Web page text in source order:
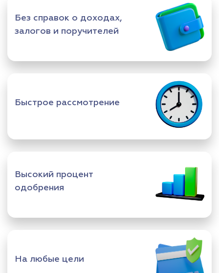
Без справок о доходах,
залогов и поручителей
Быстрое рассмотрение
Высокий процент
одобрения
На любые цели